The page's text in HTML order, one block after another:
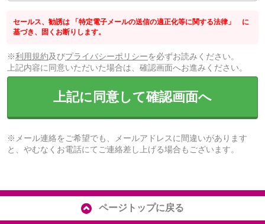
セールス、勧誘は 「特定電子メールの送信の適正化等に関する法律」 に
基づき、固くお断りします。
※利用規約及びプライバシーポリシーを必ずお読みください。
上記内容に同意いただいた場合は、確認画面へお進みください。
上記に同意して確認画面へ
※メール連絡をご希望でも、メールアドレスに間違いがあります
と、やむなくお電話にてご連絡差し上げる場合もございます。
ページトップに戻る